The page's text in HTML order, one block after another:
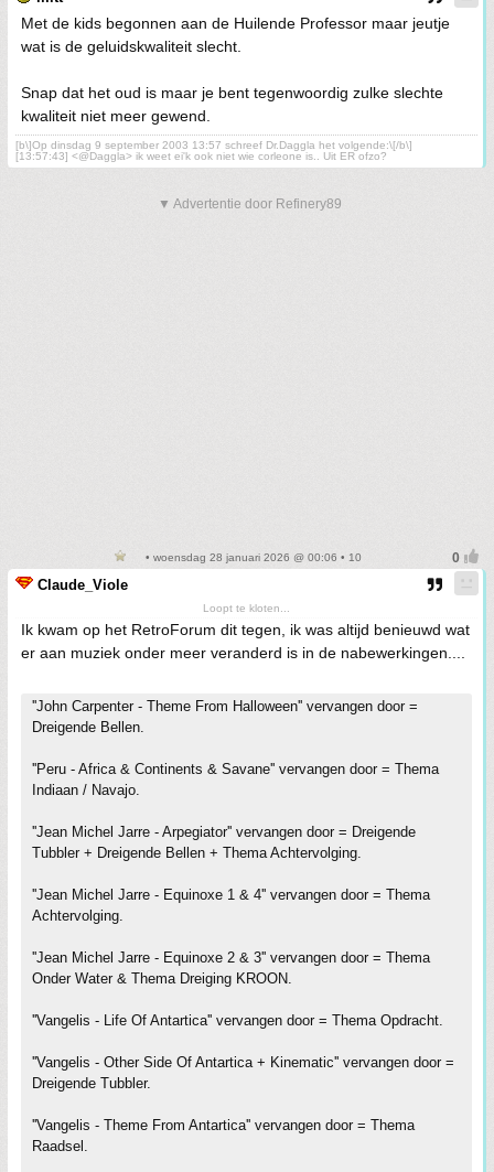
Met de kids begonnen aan de Huilende Professor maar jeutje
wat is de geluidskwaliteit slecht.
Snap dat het oud is maar je bent tegenwoordig zulke slechte
kwaliteit niet meer gewend.
[b\]Op dinsdag 9 september 2003 13:57 schreef Dr.Daggla het volgende:\[/b\]
[13:57:43] <@Daggla> ik weet ei'k ook niet wie corleone is.. Uit ER ofzo?
▼ Advertentie door Refinery89
• woensdag 28 januari 2026 @ 00:06 • 10
Claude_Viole
Loopt te kloten...
Ik kwam op het RetroForum dit tegen, ik was altijd benieuwd wat
er aan muziek onder meer veranderd is in de nabewerkingen....
''John Carpenter - Theme From Halloween'' vervangen door =
Dreigende Bellen.
''Peru - Africa & Continents & Savane'' vervangen door = Thema
Indiaan / Navajo.
''Jean Michel Jarre - Arpegiator'' vervangen door = Dreigende
Tubbler + Dreigende Bellen + Thema Achtervolging.
''Jean Michel Jarre - Equinoxe 1 & 4'' vervangen door = Thema
Achtervolging.
''Jean Michel Jarre - Equinoxe 2 & 3'' vervangen door = Thema
Onder Water & Thema Dreiging KROON.
''Vangelis - Life Of Antartica'' vervangen door = Thema Opdracht.
''Vangelis - Other Side Of Antartica + Kinematic'' vervangen door =
Dreigende Tubbler.
''Vangelis - Theme From Antartica'' vervangen door = Thema
Raadsel.